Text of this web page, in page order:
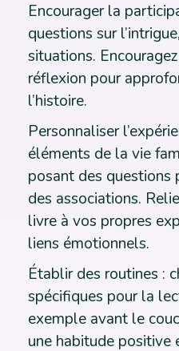
Encourager la
questions sur
situations.
réflexion pour
l’histoire.
Personnaliser
éléments de la vie
posant des questions
des associations.
livre à vos propres
liens émotionnels.
Établir des routines :
spécifiques pour la
exemple avant le
une habitude positive